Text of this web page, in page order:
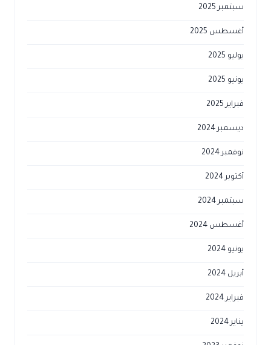
سبتمبر 2025
أغسطس 2025
يوليو 2025
يونيو 2025
فبراير 2025
ديسمبر 2024
نوفمبر 2024
أكتوبر 2024
سبتمبر 2024
أغسطس 2024
يونيو 2024
أبريل 2024
فبراير 2024
يناير 2024